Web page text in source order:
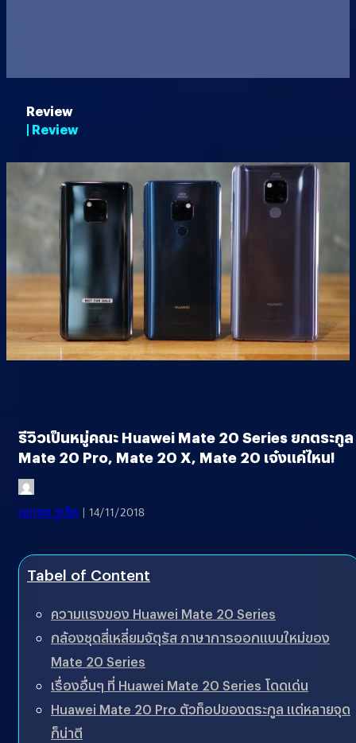
Review
| Review
รีวิวเป็นหมู่คณะ Huawei Mate 20 Series ยกตระกูล
Mate 20 Pro, Mate 20 X, Mate 20 เจ๋งแค่ไหน!
เอกพล ชูเชิด | 14/11/2018
Tabel of Content
ความแรงของ Huawei Mate 20 Series
กล้องชุดสี่เหลี่ยมจัตุรัส ภาษาการออกแบบใหม่ของ
Mate 20 Series
เรื่องอื่นๆ ที่ Huawei Mate 20 Series โดดเด่น
Huawei Mate 20 Pro ตัวท็อปของตระกูล แต่หลายจุด
ก็น่าตี